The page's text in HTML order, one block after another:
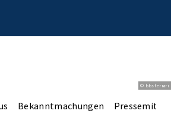
© bbsferrari
Bekanntmachungen